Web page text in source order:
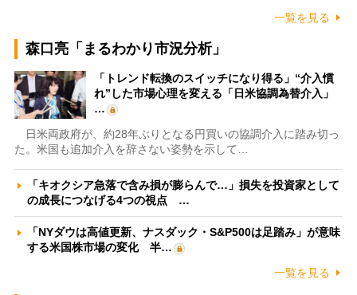
一覧を見る
森口亮「まるわかり市況分析」
「トレンド転換のスイッチになり得る」“介入慣
れ”した市場心理を変える「日米協調為替介入」
…
日米両政府が、約28年ぶりとなる円買いの協調介入に踏み切っ
た。米国も追加介入を辞さない姿勢を示して…
「キオクシア急落で含み損が膨らんで…」損失を投資家として
の成長につなげる4つの視点 …
「NYダウは高値更新、ナスダック・S&P500は足踏み」が意味
する米国株市場の変化 半…
一覧を見る